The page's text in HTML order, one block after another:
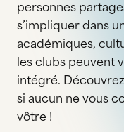
personnes
s’impliquer dans
académiques,
les clubs peuvent
intégré. Découvrez
si aucun ne vous
vôtre !